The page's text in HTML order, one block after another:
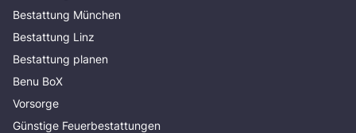
Bestattung München
Bestattung Linz
Bestattung planen
Benu BoX
Vorsorge
Günstige Feuerbestattungen